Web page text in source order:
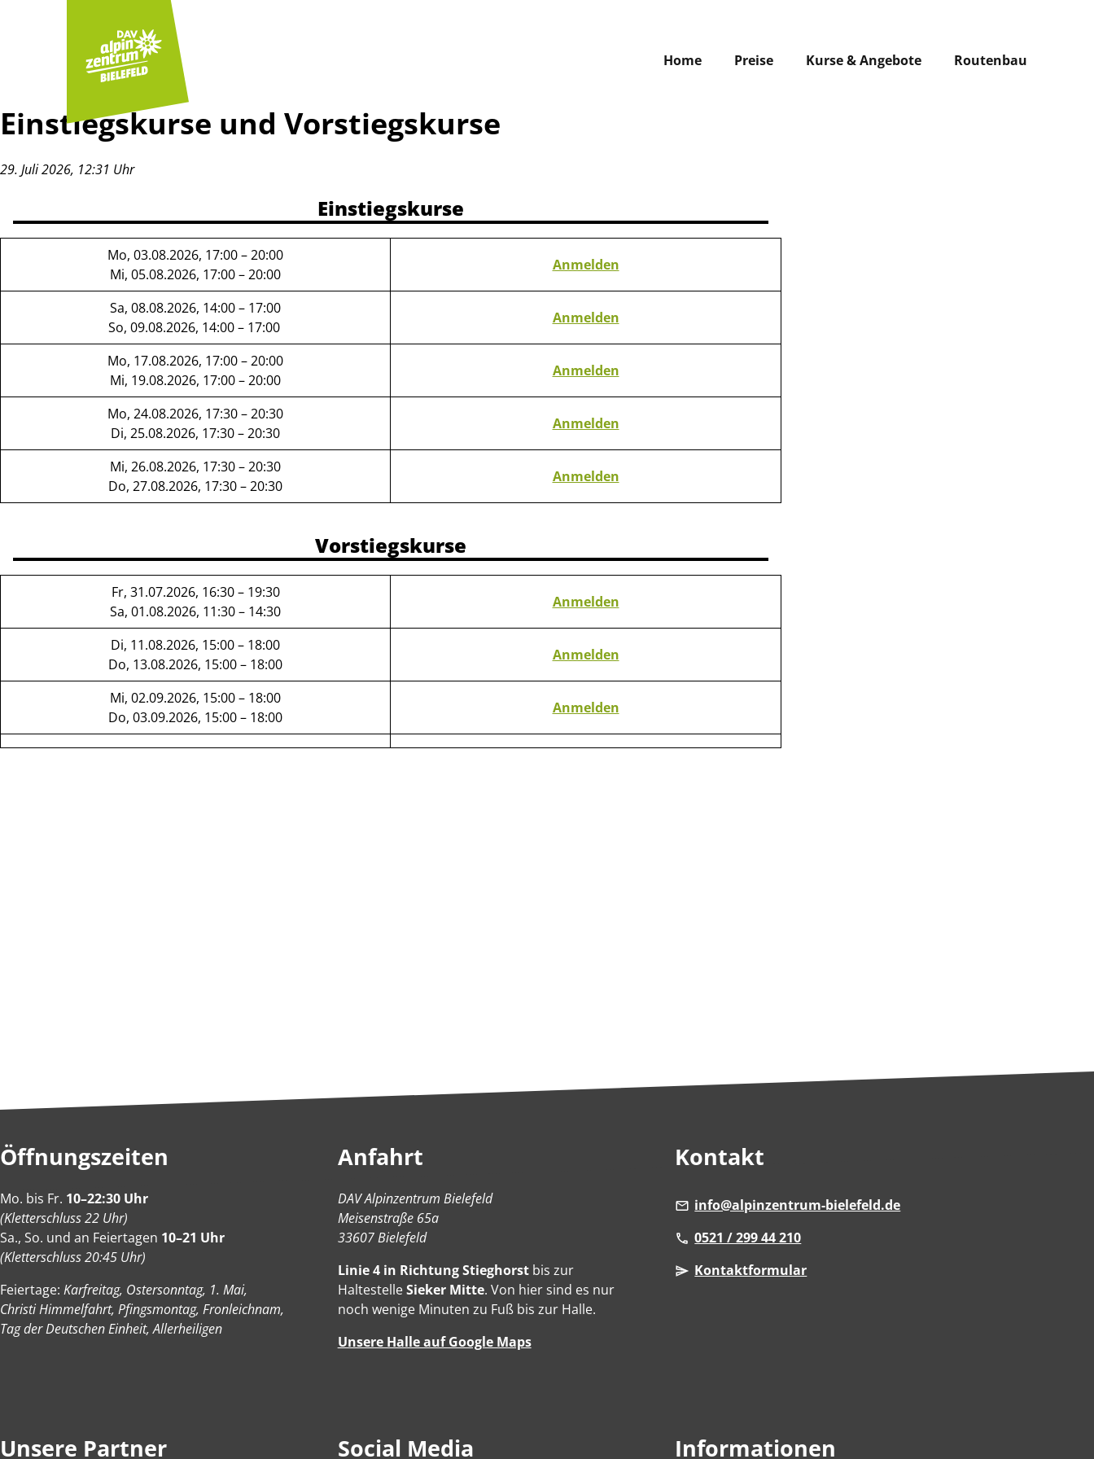
Home Preise Kurse & Angebote Routenbau
Einstiegskurse und Vorstiegskurse
29. Juli 2026, 12:31 Uhr
Einstiegskurse
Mo, 03.08.2026, 17:00 – 20:00
Mi, 05.08.2026, 17:00 – 20:00
Anmelden
Sa, 08.08.2026, 14:00 – 17:00
So, 09.08.2026, 14:00 – 17:00
Anmelden
Mo, 17.08.2026, 17:00 – 20:00
Mi, 19.08.2026, 17:00 – 20:00
Anmelden
Mo, 24.08.2026, 17:30 – 20:30
Di, 25.08.2026, 17:30 – 20:30
Anmelden
Mi, 26.08.2026, 17:30 – 20:30
Do, 27.08.2026, 17:30 – 20:30
Anmelden
Vorstiegskurse
Fr, 31.07.2026, 16:30 – 19:30
Sa, 01.08.2026, 11:30 – 14:30
Anmelden
Di, 11.08.2026, 15:00 – 18:00
Do, 13.08.2026, 15:00 – 18:00
Anmelden
Mi, 02.09.2026, 15:00 – 18:00
Do, 03.09.2026, 15:00 – 18:00
Anmelden
Öffnungszeiten
Mo. bis Fr. 10–22:30 Uhr
(Kletterschluss 22 Uhr)
Sa., So. und an Feiertagen 10–21 Uhr
(Kletterschluss 20:45 Uhr)
Feiertage: Karfreitag, Ostersonntag, 1. Mai,
Christi Himmelfahrt, Pfingsmontag, Fronleichnam,
Tag der Deutschen Einheit, Allerheiligen
Anfahrt
DAV Alpinzentrum Bielefeld
Meisenstraße 65a
33607 Bielefeld
Linie 4 in Richtung Stieghorstbis zur
HaltestelleSieker Mitte. Von hier sind es nur
noch wenige Minuten zu Fuß bis zur Halle.
Unsere Halle auf Google Maps
Kontakt
info@alpinzentrum-bielefeld.de
0521 / 299 44 210
Kontaktformular
Unsere Partner Social Media Informationen